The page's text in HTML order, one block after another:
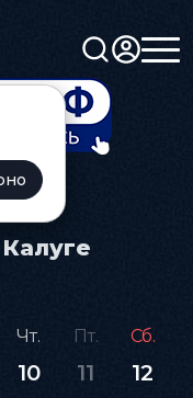
Чт.
10
Пт.
11
Сб.
12